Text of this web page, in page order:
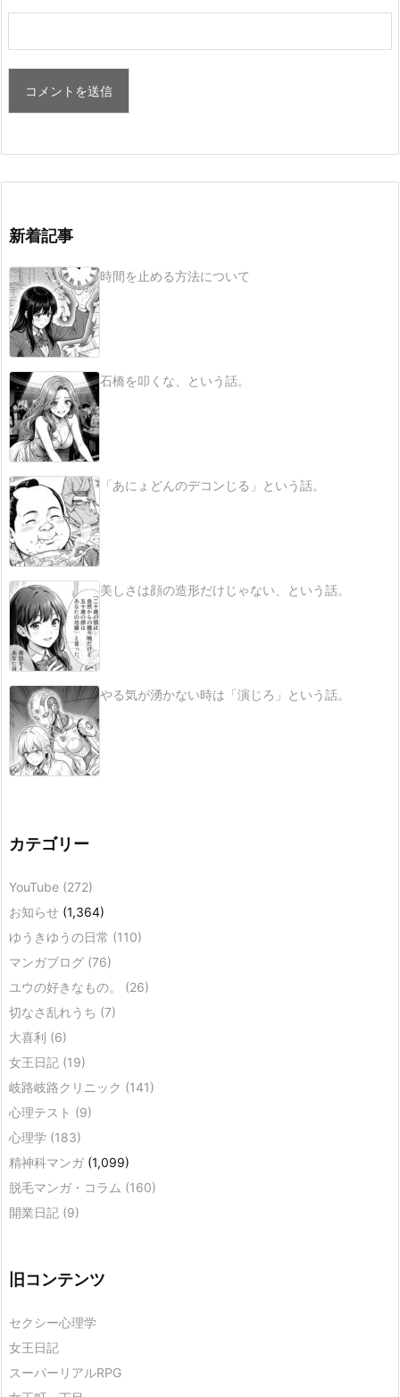
新着記事
時間を止める方法について
石橋を叩くな、という話。
「あにょどんのデコンじる」という話。
美しさは顔の造形だけじゃない、という話。
やる気が湧かない時は「演じろ」という話。
カテゴリー
YouTube (272)
お知らせ (1,364)
ゆうきゆうの日常 (110)
マンガブログ (76)
ユウの好きなもの。 (26)
切なさ乱れうち (7)
大喜利 (6)
女王日記 (19)
岐路岐路クリニック (141)
心理テスト (9)
心理学 (183)
精神科マンガ (1,099)
脱毛マンガ・コラム (160)
開業日記 (9)
旧コンテンツ
セクシー心理学
女王日記
スーパーリアルRPG